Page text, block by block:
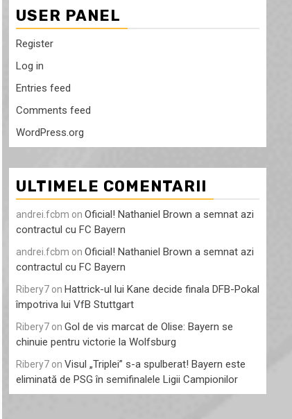
USER PANEL
Register
Log in
Entries feed
Comments feed
WordPress.org
ULTIMELE COMENTARII
andrei.fcbm on Oficial! Nathaniel Brown a semnat azi
contractul cu FC Bayern
andrei.fcbm on Oficial! Nathaniel Brown a semnat azi
contractul cu FC Bayern
Ribery7 on Hattrick-ul lui Kane decide finala DFB-Pokal
împotriva lui VfB Stuttgart
Ribery7 on Gol de vis marcat de Olise: Bayern se
chinuie pentru victorie la Wolfsburg
Ribery7 on Visul „Triplei” s-a spulberat! Bayern este
eliminată de PSG în semifinalele Ligii Campionilor